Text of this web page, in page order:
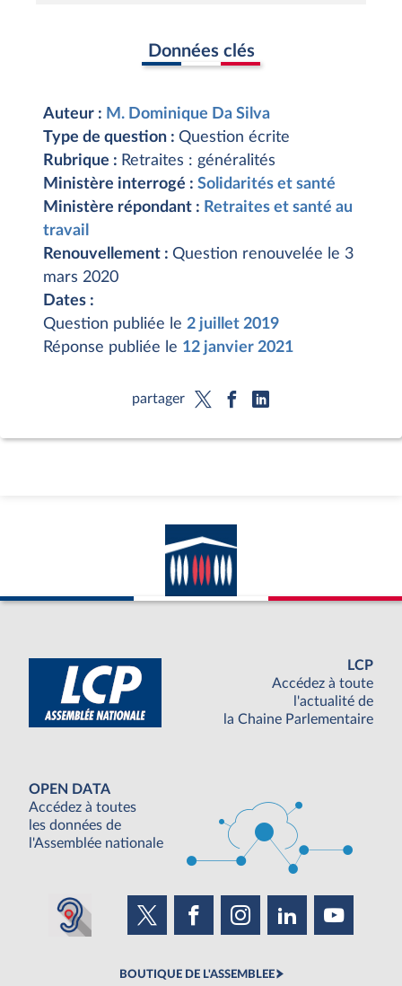
Données clés
Auteur : M. Dominique Da Silva
Type de question : Question écrite
Rubrique : Retraites : généralités
Ministère interrogé : Solidarités et santé
Ministère répondant : Retraites et santé au
travail
Renouvellement : Question renouvelée le 3
mars 2020
Dates :
Question publiée le 2 juillet 2019
Réponse publiée le 12 janvier 2021
partager
LCP
Accédez à toute
l'actualité de
la Chaine Parlementaire
OPEN DATA
Accédez à toutes
les données de
l'Assemblée nationale
BOUTIQUE DE L'ASSEMBLEE